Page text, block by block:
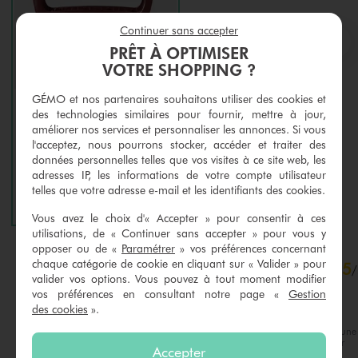
Pince crabe pour les cheveux taille XXL
3,99 €
5/5 de moyenne
(1 avis)
Pochette imprimée fermeture zippée femme
4,99 €
4/5 de moyenne
(2 avis)
5/ 5
avis soumis à un
5/
Avis vérifié et récompensé
Avis du05/07/2026 , suite à une
10/06/2026
par
PRÊT À OPTIMISER
VOTRE SHOPPING ?
GÉMO et nos partenaires souhaitons utiliser des cookies et
des technologies similaires pour fournir, mettre à jour,
améliorer nos services et personnaliser les annonces. Si vous
l'acceptez, nous pourrons stocker, accéder et traiter des
données personnelles telles que vos visites à ce site web, les
adresses IP, les informations de votre compte utilisateur
telles que votre adresse e-mail et les identifiants des cookies.
Vous avez le choix d'« Accepter » pour consentir à ces
utilisations, de « Continuer sans accepter » pour vous y
opposer ou de « Paramétrer » vos préférences concernant
chaque catégorie de cookie en cliquant sur « Valider » pour
valider vos options. Vous pouvez à tout moment modifier
vos préférences en consultant notre page « Gestion
des cookies ».
Accepter
Continuer sans accepter